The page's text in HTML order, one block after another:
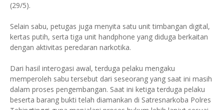
(29/5).
Selain sabu, petugas juga menyita satu unit timbangan digital,
kertas putih, serta tiga unit handphone yang diduga berkaitan
dengan aktivitas peredaran narkotika.
Dari hasil interogasi awal, terduga pelaku mengaku
memperoleh sabu tersebut dari seseorang yang saat ini masih
dalam proses pengembangan. Saat ini ketiga terduga pelaku
beserta barang bukti telah diamankan di Satresnarkoba Polres